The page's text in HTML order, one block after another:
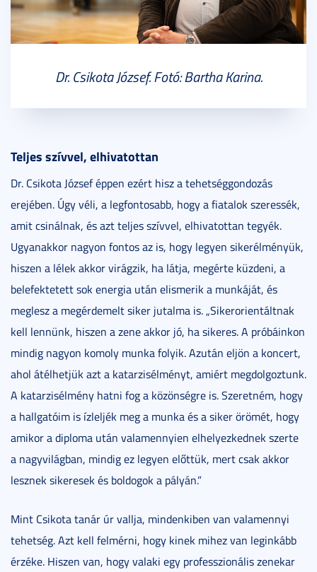
Dr. Csikota József. Fotó: Bartha Karina.
Teljes szívvel, elhivatottan
Dr. Csikota József éppen ezért hisz a tehetséggondozás
erejében. Úgy véli, a legfontosabb, hogy a fiatalok szeressék,
amit csinálnak, és azt teljes szívvel, elhivatottan tegyék.
Ugyanakkor nagyon fontos az is, hogy legyen sikerélményük,
hiszen a lélek akkor virágzik, ha látja, megérte küzdeni, a
belefektetett sok energia után elismerik a munkáját, és
meglesz a megérdemelt siker jutalma is. „Sikerorientáltnak
kell lennünk, hiszen a zene akkor jó, ha sikeres. A próbáinkon
mindig nagyon komoly munka folyik. Azután eljön a koncert,
ahol átélhetjük azt a katarzisélményt, amiért megdolgoztunk.
A katarzisélmény hatni fog a közönségre is. Szeretném, hogy
a hallgatóim is ízleljék meg a munka és a siker örömét, hogy
amikor a diploma után valamennyien elhelyezkednek szerte
a nagyvilágban, mindig ez legyen előttük, mert csak akkor
lesznek sikeresek és boldogok a pályán.”
Mint Csikota tanár úr vallja, mindenkiben van valamennyi
tehetség. Azt kell felmérni, hogy kinek mihez van leginkább
érzéke. Hiszen van, hogy valaki egy professzionális zenekar